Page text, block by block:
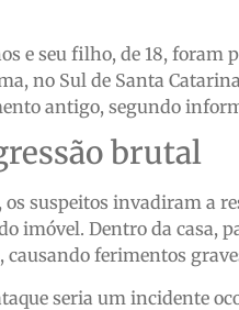
e seu filho, de 18, foram
no Sul de Santa
antigo, segundo
brutal
os suspeitos invadiram a
imóvel. Dentro da casa,
causando ferimentos
seria um incidente